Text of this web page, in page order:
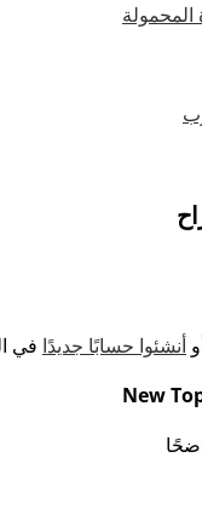
المحمولة
أنشئوا حسابًا جديدًا في